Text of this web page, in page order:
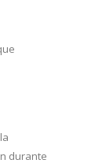
durante